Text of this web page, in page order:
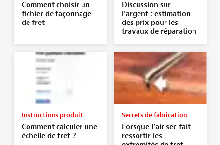
Comment choisir un
fichier de façonnage
de fret
Discussion sur
l’argent : estimation
des prix pour les
travaux de réparation
Instructions produit
Comment calculer une
échelle de fret ?
Secrets de fabrication
Lorsque l’air sec fait
ressortir les